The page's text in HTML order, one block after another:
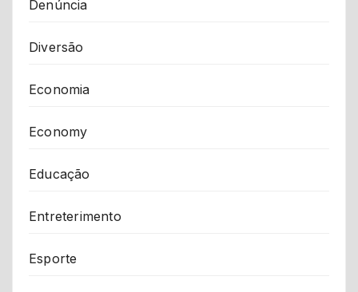
Denúncia
Diversão
Economia
Economy
Educação
Entreterimento
Esporte